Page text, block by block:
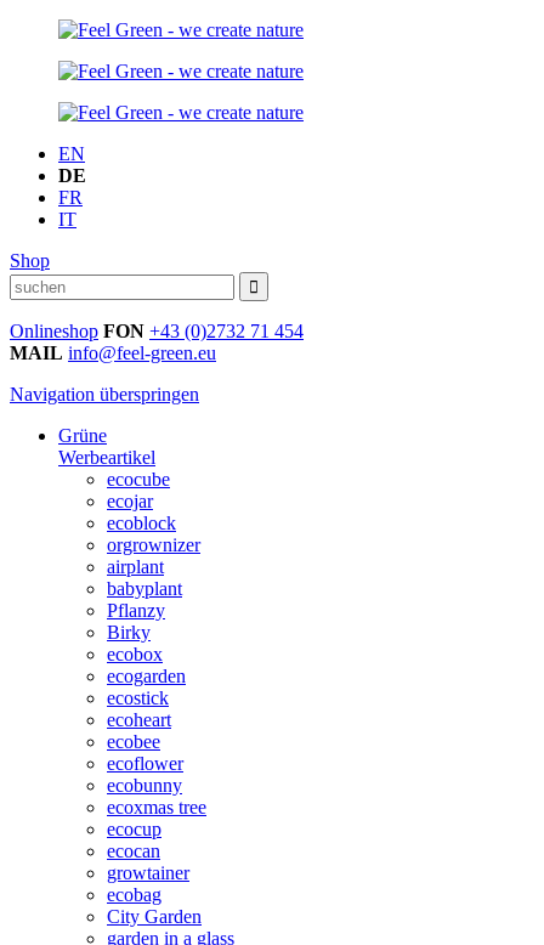
EN
DE
FR
IT
Shop
Onlineshop FON +43 (0)2732 71 454
MAIL info@feel-green.eu
Navigation überspringen
Grüne
Werbeartikel
ecocube
ecojar
ecoblock
orgrownizer
airplant
babyplant
Pflanzy
Birky
ecobox
ecogarden
ecostick
ecoheart
ecobee
ecoflower
ecobunny
ecoxmas tree
ecocup
ecocan
growtainer
ecobag
City Garden
garden in a glass